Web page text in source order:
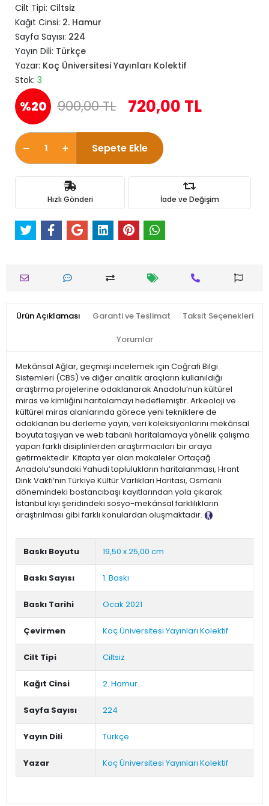
Cilt Tipi: Ciltsiz
Kağıt Cinsi: 2. Hamur
Sayfa Sayısı: 224
Yayın Dili: Türkçe
Yazar: Koç Üniversitesi Yayınları Kolektif
Stok: 3
%20 900,00 TL 720,00 TL
Sepete Ekle
Hızlı Gönderi İade ve Değişim
Ürün Açıklaması Garanti ve Teslimat Taksit Seçenekleri
Yorumlar
Mekânsal Ağlar, geçmişi incelemek için Coğrafi Bilgi
Sistemleri (CBS) ve diğer analitik araçların kullanıldığı
araştırma projelerine odaklanarak Anadolu’nun kültürel
miras ve kimliğini haritalamayı hedeflemiştir. Arkeoloji ve
kültürel miras alanlarında görece yeni tekniklere de
odaklanan bu derleme yayın, veri koleksiyonlarını mekânsal
boyuta taşıyan ve web tabanlı haritalamaya yönelik çalışma
yapan farklı disiplinlerden araştırmacıları bir araya
getirmektedir. Kitapta yer alan makaleler Ortaçağ
Anadolu’sundaki Yahudi toplulukların haritalanması, Hrant
Dink Vakfı’nın Türkiye Kültür Varlıkları Haritası, Osmanlı
dönemindeki bostancıbaşı kayıtlarından yola çıkarak
İstanbul kıyı şeridindeki sosyo-mekânsal farklılıkların
araştırılması gibi farklı konulardan oluşmaktadır.
Baskı Boyutu 19,50 x 25,00 cm
Baskı Sayısı 1. Baskı
Baskı Tarihi Ocak 2021
Çevirmen Koç Üniversitesi Yayınları Kolektif
Cilt Tipi Ciltsiz
Kağıt Cinsi 2. Hamur
Sayfa Sayısı 224
Yayın Dili Türkçe
Yazar Koç Üniversitesi Yayınları Kolektif